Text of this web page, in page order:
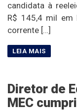
candidata à
R$ 145,4 mil em
corrente […]
Diretor de
MEC